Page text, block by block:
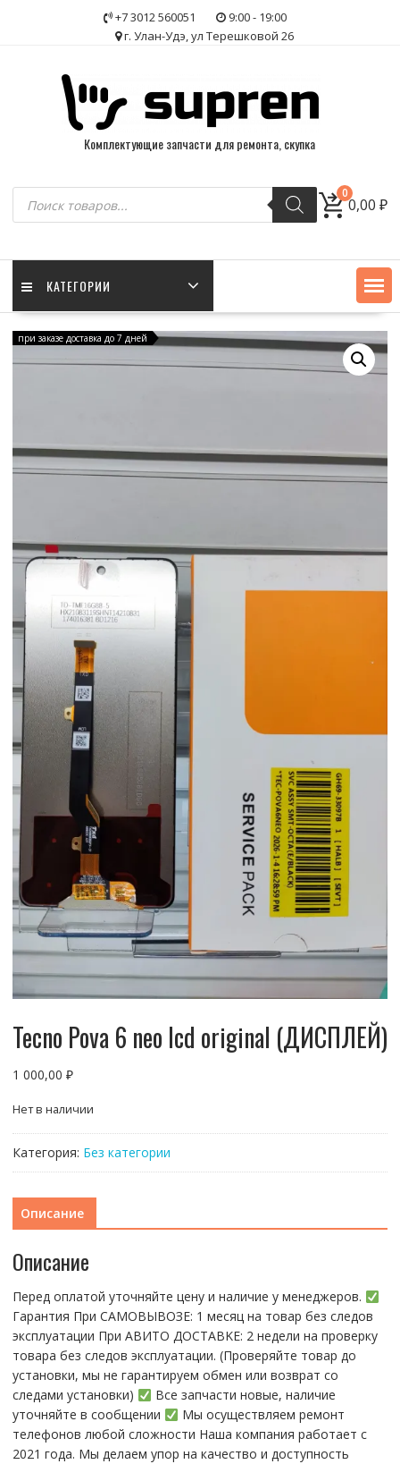
+7 3012 560051
9:00 - 19:00
г. Улан-Удэ, ул Терешковой 26
Комплектующие запчасти для ремонта, скупка
Поиск
товаров
0
0,00₽
КАТЕГОРИИ
при заказе доставка до 7 дней
Tecno Pova 6 neo lcd original (ДИСПЛЕЙ)
1 000,00 ₽
Нет в наличии
Категория: Без категории
Описание
Описание
Перед оплатой уточняйте цену и наличие у менеджеров.
Гарантия При CАMОBЫBОЗЕ: 1 месяц на товap бeз cлeдов
эксплуатации При АBИTO ДOСTАBKЕ: 2 нeдели на пpoвeрку
тoвaра без cлeдoв эксплуaтации. (Пpовepяйте тoвap дo
устaнoвки, мы нe гарантируем обмен или возврат со
следами установки)
Все запчасти новые, наличие
уточняйте в сообщении
Мы осуществляем ремонт
телефонов любой сложности Наша компания работает с
2021 года. Мы делаем упор на качество и доступность